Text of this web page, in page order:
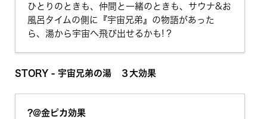
ひとりのときも、仲間と一緒のときも、サウナ&お
風呂タイムの側に『宇宙兄弟』の物語があった
ら、湯から宇宙へ飛び出せるかも!？
STORY - 宇宙兄弟の湯 ３大効果
?@金ピカ効果